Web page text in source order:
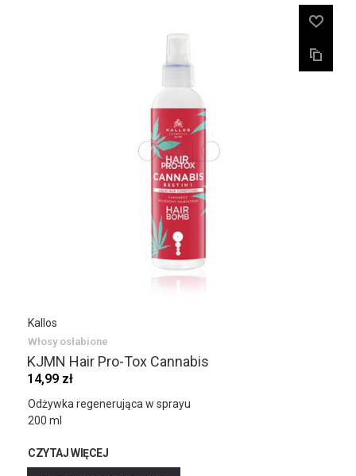
Kallos
Włosy osłabione
KJMN Hair Pro-Tox Cannabis
14,99 zł
Odżywka regenerująca w sprayu
200 ml
CZYTAJ WIĘCEJ